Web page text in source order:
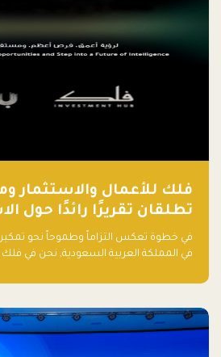
فلك للأعمال والاستثمار
تطلقان تقريرًا رائدًا حول
في الذكاء الاصطناعي
السعودية
في خطوة تعكس التزاماً وطموحاً نحو تمكين
في المملكة العربية السعودية, نحن في فلك
الذكاء الاصطناعي: خارطة الطريق